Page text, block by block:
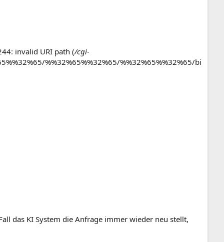
invalid URI path (/cgi-
%%32%65%%32%65/%%32%65%%32%65/bi
das KI System die Anfrage immer wieder neu stellt,